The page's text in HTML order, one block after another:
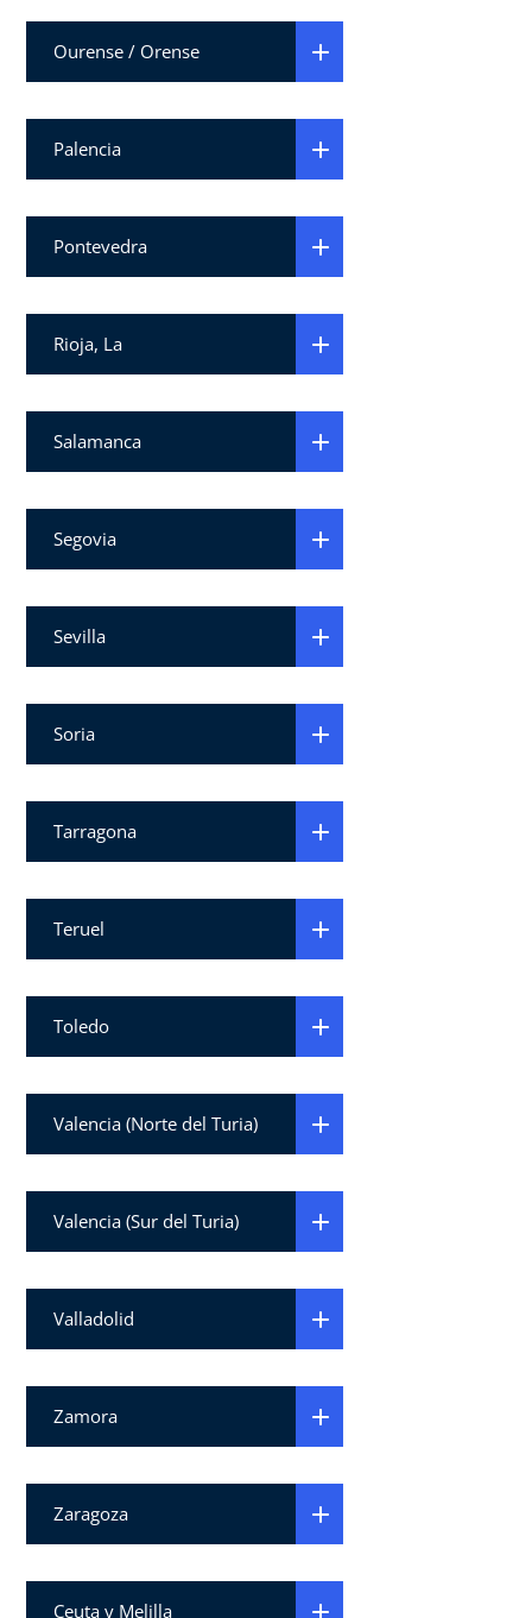
Ourense / Orense
Palencia
Pontevedra
Rioja, La
Salamanca
Segovia
Sevilla
Soria
Tarragona
Teruel
Toledo
Valencia (Norte del Turia)
Valencia (Sur del Turia)
Valladolid
Zamora
Zaragoza
Ceuta y Melilla